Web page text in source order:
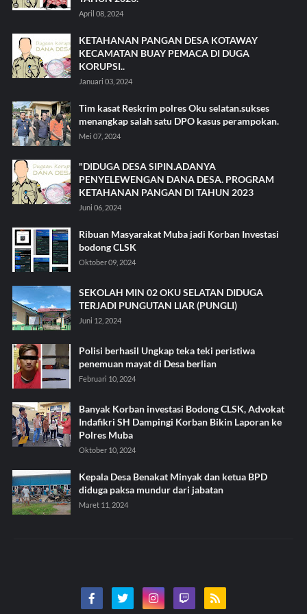
April 08, 2024
KETAHANAN PANGAN DESA KOTAWAY
KECAMATAN BUAY PEMACA DI DUGA
KORUPSI..
Januari 03, 2024
Tim kasat Reskrim polres Oku selatan.sukses
menangkap salah satu DPO kasus perampokan.
Mei 07, 2024
"DIDUGA DESA SIPIN.ADANYA
PENYELEWENGAN DANA DESA. PROGRAM
KETAHANAN PANGAN DI TAHUN 2023
Juni 06, 2024
Ribuan Masyarakat Muba jadi Korban Investasi
bodong CLSK
Oktober 09, 2024
SEKOLAH MIN 02 OKU SELATAN DIDUGA
TERJADI PUNGUTAN LIAR (PUNGLI)
Juni 12, 2024
Polisi berhasil Ungkap teka teki peristiwa
penemuan mayat di Desa berlian
Februari 10, 2024
Banyak Korban investasi Bodong CLSK, Advokat
Indafikri SH Dampingi Korban Bikin Laporan ke
Polres Muba
Oktober 10, 2024
Kepala Desa Benakat Minyak dan ketua BPD
diduga paksa mundur dari jabatan
Maret 11, 2024